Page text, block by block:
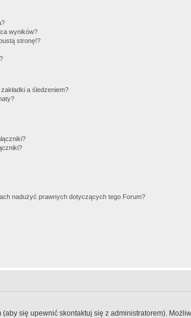
wyników?
stronę!?
a śledzeniem?
nadużyć prawnych dotyczących tego Forum?
się upewnić skontaktuj się z administratorem).